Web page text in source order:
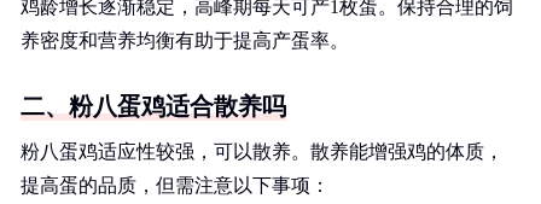
鸡龄增长逐渐稳定，高峰期每天可产1枚蛋。保持合理的饲
养密度和营养均衡有助于提高产蛋率。
二、粉八蛋鸡适合散养吗
粉八蛋鸡适应性较强，可以散养。散养能增强鸡的体质，
提高蛋的品质，但需注意以下事项：